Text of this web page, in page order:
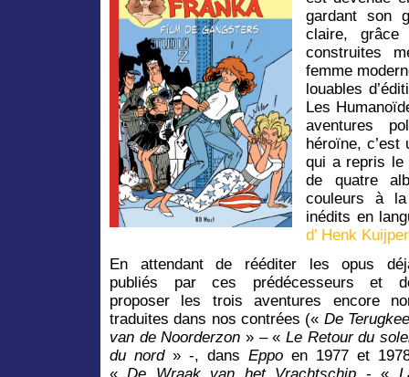
gardant son
claire,
construites
femme
louables
Les
aventures
héroïne, c’est
qui a repris le
de quatre
couleurs à
inédits en
d’ Henk
En attendant de rééditer les opus
publiés par ces prédécesseurs et
proposer les trois aventures encore
traduites dans nos contrées (« De
van de Noorderzon » – «Le Retour du
du nord» -, dans Eppo en 1977 et
«De Wraak van het Vrachtschip - «